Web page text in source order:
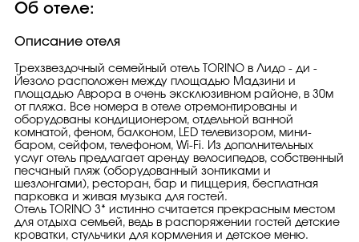
Об отеле:
Описание отеля
Трехзвездочный семейный отель TORINO в Лидо - ди -
Йезоло расположен между площадью Мадзини и
площадью Аврора в очень эксклюзивном районе, в 30м
от пляжа. Все номера в отеле отремонтированы и
оборудованы кондиционером, отдельной ванной
комнатой, феном, балконом, LED телевизором, мини-
баром, сейфом, телефоном, Wi-Fi. Из дополнительных
услуг отель предлагает аренду велосипедов, собственный
песчаный пляж (оборудованный зонтиками и
шезлонгами), ресторан, бар и пиццерия, бесплатная
парковка и живая музыка для гостей.
Отель TORINO 3* истинно считается прекрасным местом
для отдыха семьей, ведь в распоряжении гостей детские
кроватки, стульчики для кормления и детское меню.